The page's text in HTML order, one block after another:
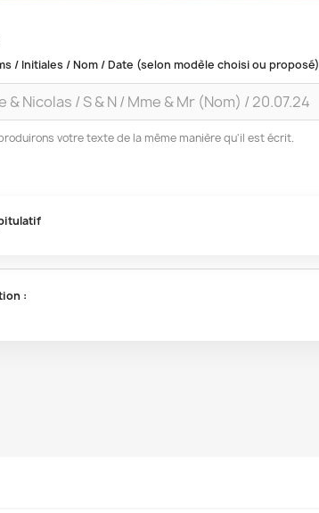
/ Initiales / Nom / Date (selon modèle choisi ou proposé)
votre texte de la même manière qu'il est écrit.
: